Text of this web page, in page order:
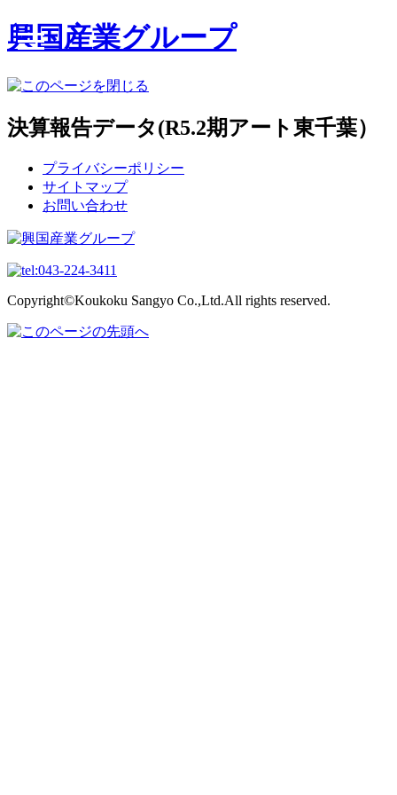
興国産業グループ
決算報告データ(R5.2期アート東千葉）
プライバシーポリシー
サイトマップ
お問い合わせ
Copyright©Koukoku Sangyo Co.,Ltd.All rights reserved.